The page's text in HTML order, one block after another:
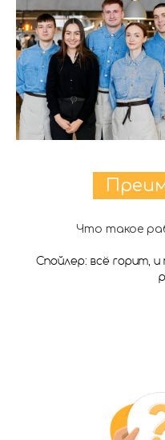
Что такое
Спойлер: всё горит,